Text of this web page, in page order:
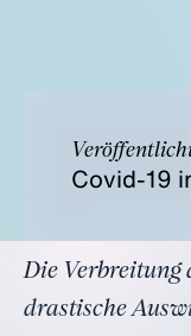
Covid-19
Die Verbreitung
drastische